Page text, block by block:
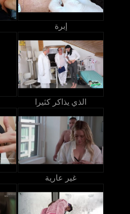
إبرة
الذي يذاكر كثيرا
غير عارية